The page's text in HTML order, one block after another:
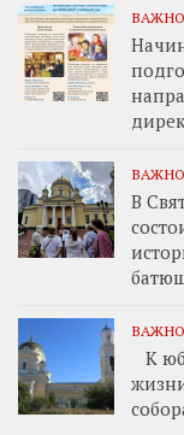
ВАЖНО
ВАЖНО
В
ВАЖНО
К